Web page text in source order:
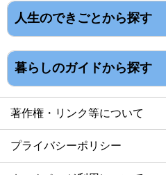
人生のできごとから探す
暮らしのガイドから探す
著作権・リンク等について
プライバシーポリシー